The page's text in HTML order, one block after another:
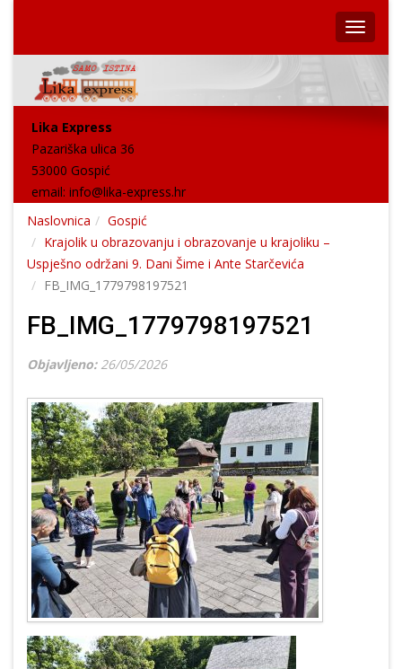
Lika Express
Pazariška ulica 36
53000 Gospić
email: info@lika-express.hr
Naslovnica
Gospić
Krajolik u obrazovanju i obrazovanje u krajoliku –
Uspješno održani 9. Dani Šime i Ante Starčevića
FB_IMG_1779798197521
FB_IMG_1779798197521
Objavljeno: 26/05/2026